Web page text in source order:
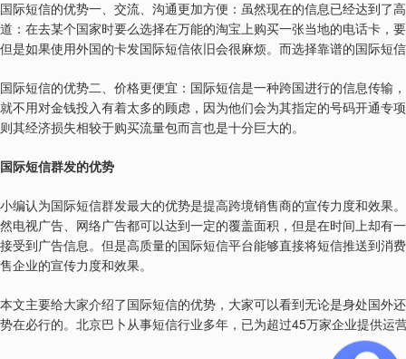
国际短信的优势一、交流、沟通更加方便：虽然现在的信息已经达到了
道：在去某个国家时要么选择在万能的淘宝上购买一张当地的电话卡，
但是如果使用外国的卡发国际短信依旧会很麻烦。而选择靠谱的国际短
国际短信的优势二、价格更便宜：国际短信是一种跨国进行的信息传
就不用对金钱投入有着太多的顾虑，因为他们会为其指定的号码开通专
则其经济损失相较于购买流量包而言也是十分巨大的。
国际短信群发的优势
小编认为国际短信群发最大的优势是提高跨境销售商的宣传力度和效果
然电视广告、网络广告都可以达到一定的覆盖面积，但是在时间上却有
接受到广告信息。但是高质量的国际短信平台能够直接将短信推送到消
售企业的宣传力度和效果。
本文主要给大家介绍了国际短信的优势，大家可以看到无论是身处国外
势在必行的。北京巴卜从事短信行业多年，已为超过45万家企业提供运